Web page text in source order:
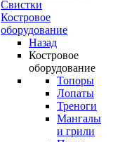
Свистки
Костровое
оборудование
Назад
Костровое
оборудование
Топоры
Лопаты
Треноги
Мангалы
и грили